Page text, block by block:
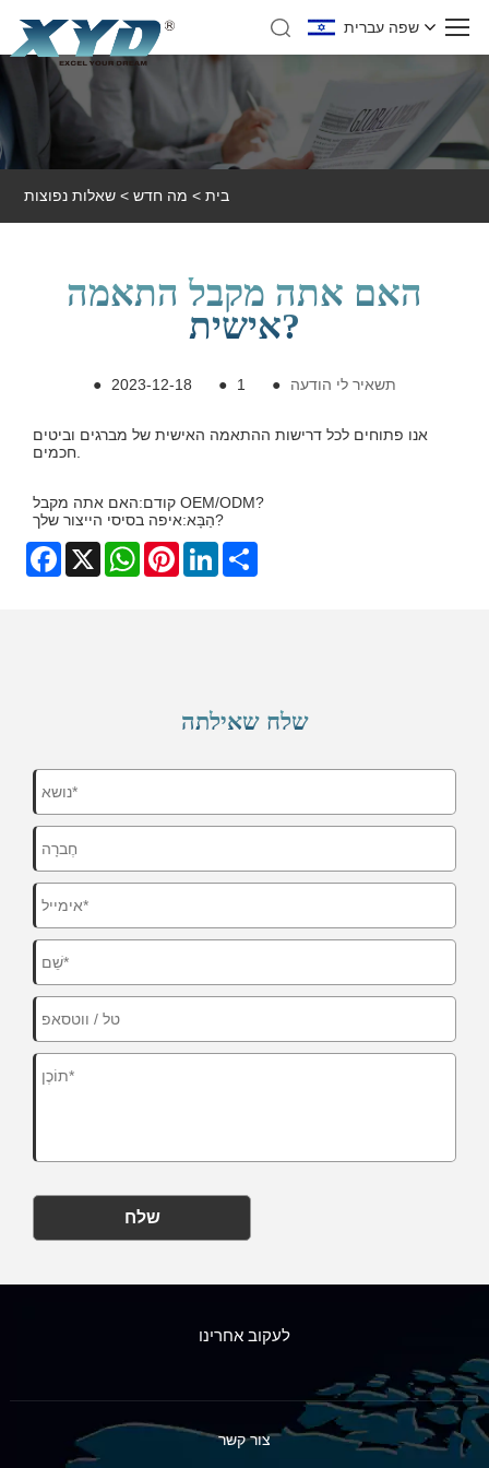
שפה עברית
בית > מה חדש> שאלות נפוצות
האם אתה מקבל התאמה
אישית?
● 2023-12-18 ● 1 ● תשאיר לי הודעה
אנו פתוחים לכל דרישות ההתאמה האישית של מברגים וביטים
קודם: האם אתה מקבל OEM/ODM?
הַבָּא:איפה בסיסי הייצור שלך?
Facebook
X WhatsAppPinterestLinkedIn
שלח שאילתה
שלח
לעקוב אחרינו
צור קשר